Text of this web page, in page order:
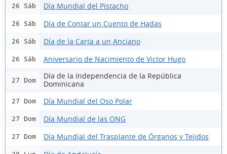
26 Sáb Día Mundial del Pistacho
26 Sáb Día de Contar un Cuento de Hadas
26 Sáb Día de la Carta a un Anciano
26 Sáb Aniversario de Nacimiento de Victor Hugo
27 Dom
Día de la Independencia de la República
Dominicana
27 Dom Día Mundial del Oso Polar
27 Dom Día Mundial de las ONG
27 Dom Día Mundial del Trasplante de Órganos y Tejidos